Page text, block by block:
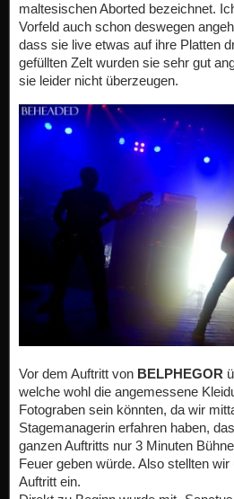
maltesischen Aborted bezeichnet.
Vorfeld auch schon deswegen
dass sie live etwas auf ihre Platten
gefüllten Zelt wurden sie sehr gut
sie leider nicht überzeugen.
Vor dem Auftritt von BELPHEGOR
welche wohl die angemessene
Fotograben sein könnten, da wir
Stagemanagerin erfahren haben,
ganzen Auftritts nur 3 Minuten
Feuer geben würde. Also stellten
Auftritt ein.